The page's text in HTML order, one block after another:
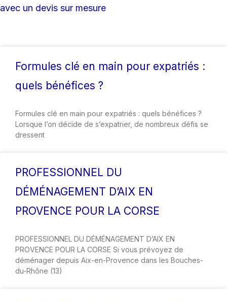
avec un devis sur mesure
Formules clé en main pour expatriés :
quels bénéfices ?
Formules clé en main pour expatriés : quels bénéfices ?
Lorsque l’on décide de s’expatrier, de nombreux défis se
dressent
PROFESSIONNEL DU
DÉMÉNAGEMENT D’AIX EN
PROVENCE POUR LA CORSE
PROFESSIONNEL DU DÉMÉNAGEMENT D’AIX EN
PROVENCE POUR LA CORSE Si vous prévoyez de
déménager depuis Aix-en-Provence dans les Bouches-
du-Rhône (13)